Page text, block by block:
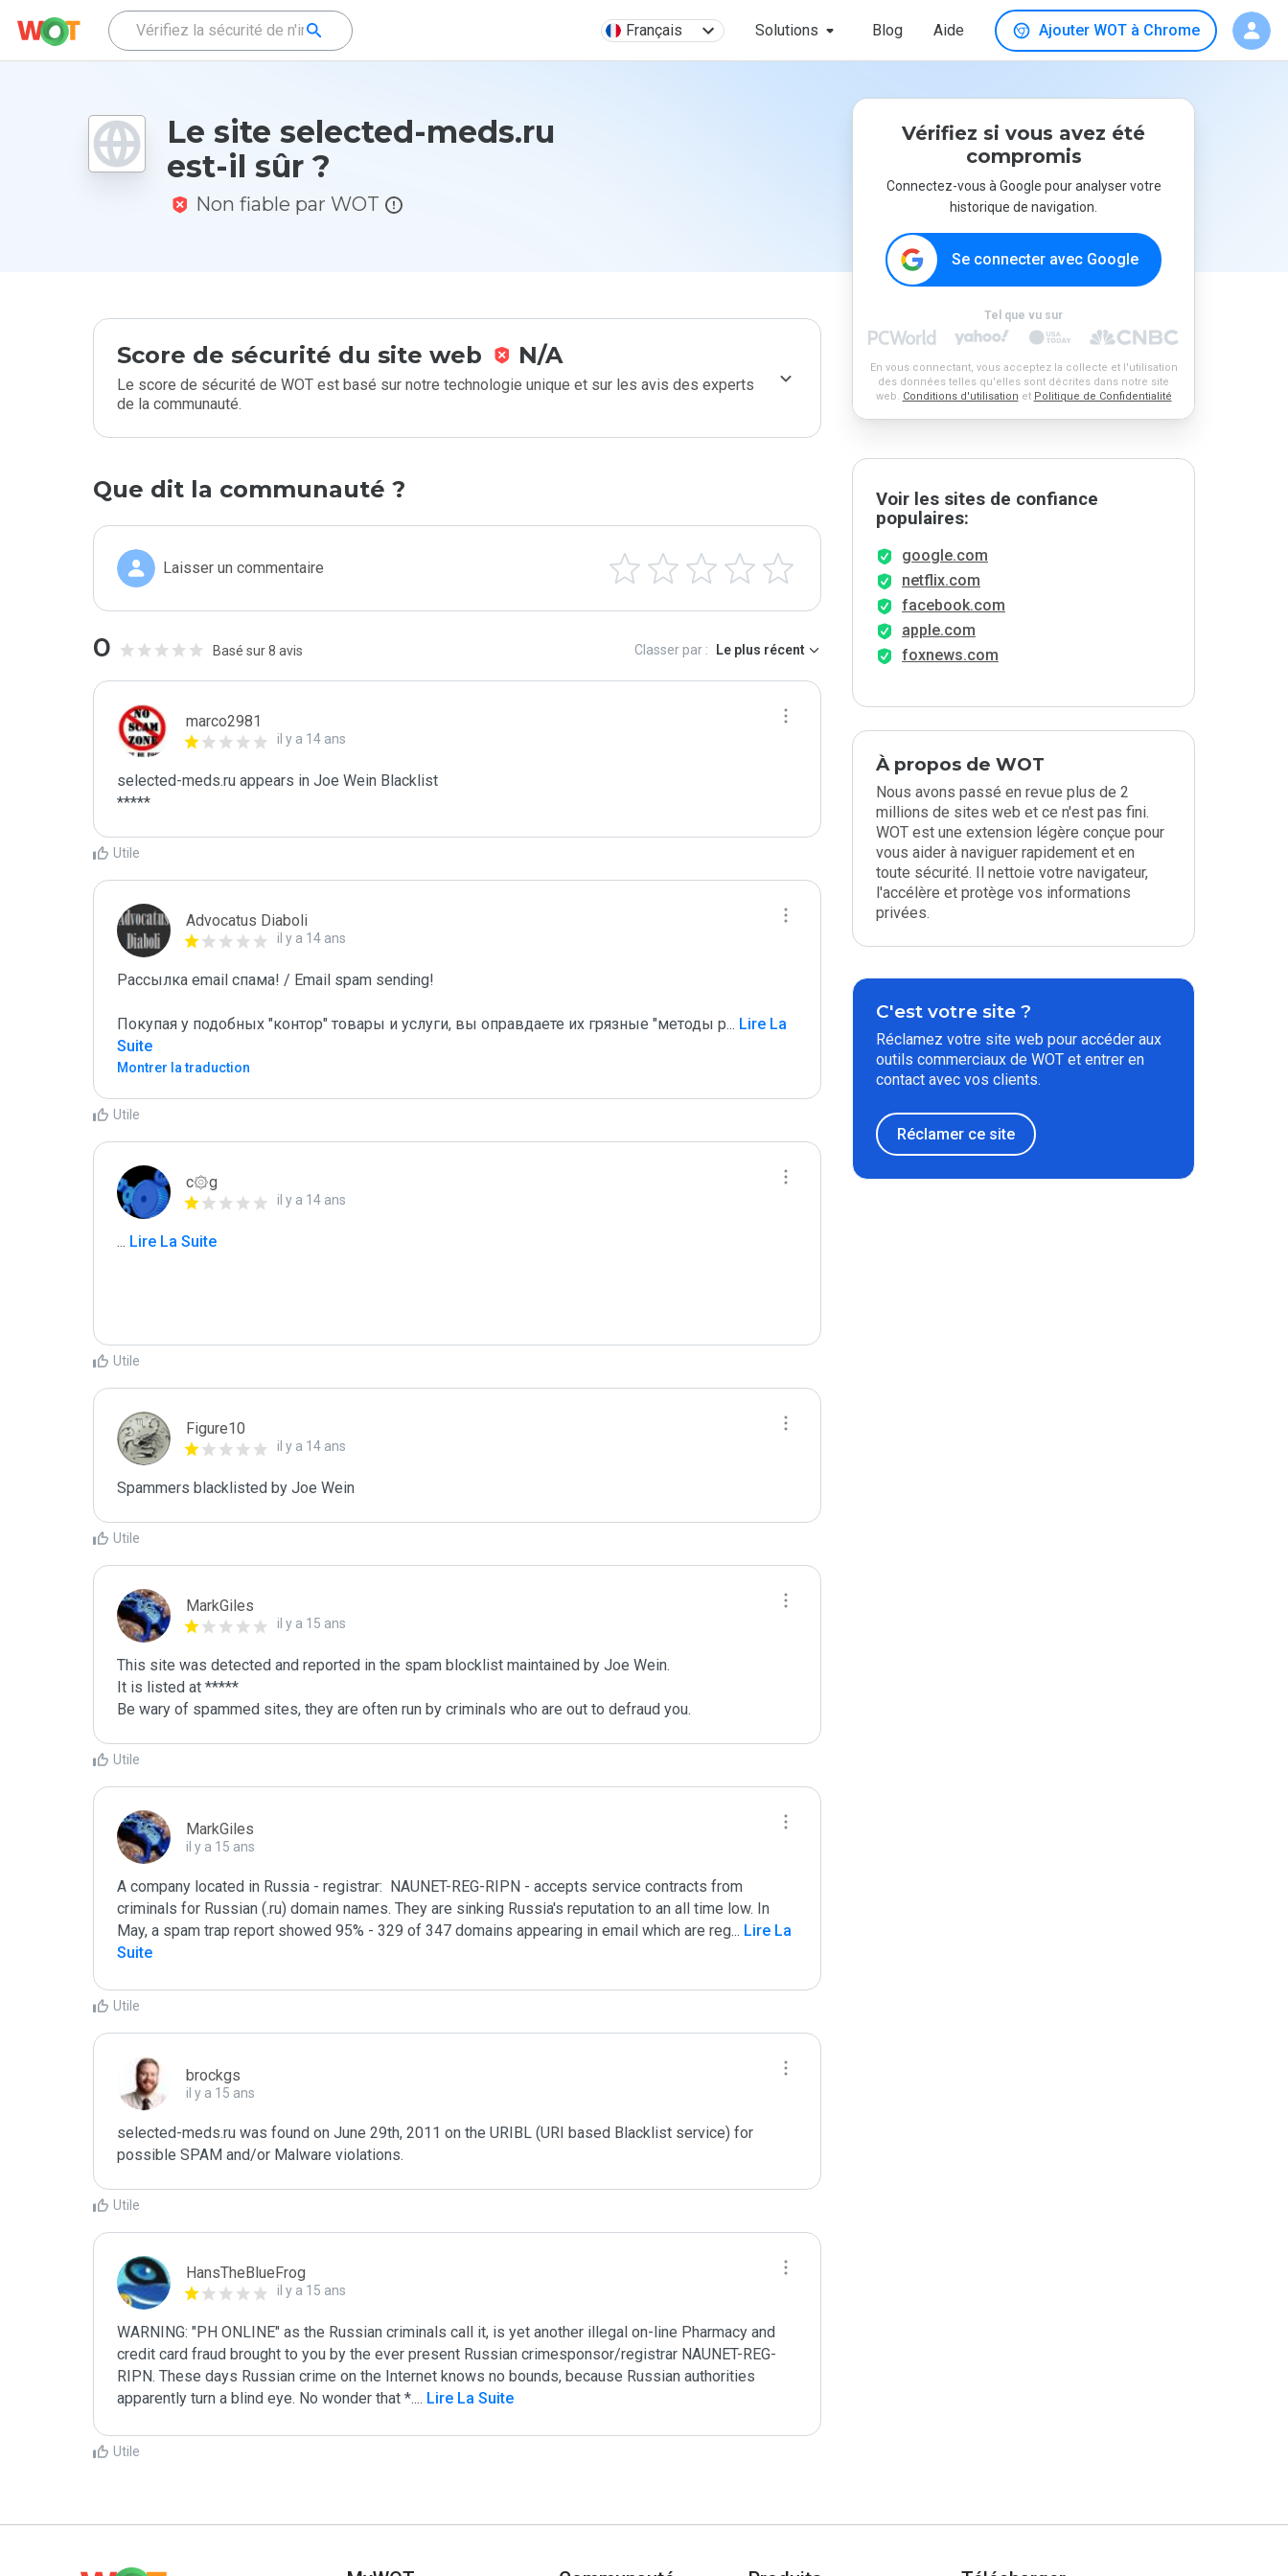
Français Solutions Blog Aide Ajouter WOT à Chrome
Le site selected-meds.ru
est-il sûr ?
Non fiable par WOT
Score de sécurité du site web N/A
Le score de sécurité de WOT est basé sur notre technologie unique et sur les avis des experts
de la communauté.
Que dit la communauté ?
Laisser un commentaire
0 Basé sur 8 avis Classer par : Le plus récent
marco2981
il y a 14 ans
selected-meds.ru appears in Joe Wein Blacklist
*****
Utile
Advocatus Diaboli
il y a 14 ans
Рассылка email спама! / Email spam sending!
Покупая у подобных "контор" товары и услуги, вы оправдаете их грязные "методы р... Lire La
Suite
Montrer la traduction
Utile
c۞g
il y a 14 ans
... Lire La Suite
Utile
Figure10
il y a 14 ans
Spammers blacklisted by Joe Wein
Utile
MarkGiles
il y a 15 ans
This site was detected and reported in the spam blocklist maintained by Joe Wein.
It is listed at *****
Be wary of spammed sites, they are often run by criminals who are out to defraud you.
Utile
MarkGiles
il y a 15 ans
A company located in Russia - registrar:  NAUNET-REG-RIPN - accepts service contracts from
criminals for Russian (.ru) domain names. They are sinking Russia's reputation to an all time low. In
May, a spam trap report showed 95% - 329 of 347 domains appearing in email which are reg... Lire La
Suite
Utile
brockgs
il y a 15 ans
selected-meds.ru was found on June 29th, 2011 on the URIBL (URI based Blacklist service) for
Utile
HansTheBlueFrog
il y a 15 ans
WARNING: "PH ONLINE" as the Russian criminals call it, is yet another illegal on-line Pharmacy and
credit card fraud brought to you by the ever present Russian crimesponsor/registrar NAUNET-REG-
RIPN. These days Russian crime on the Internet knows no bounds, because Russian authorities
apparently turn a blind eye. No wonder that *.... Lire La Suite
Utile
Vérifiez si vous avez été
compromis
Connectez-vous à Google pour analyser votre
historique de navigation.
Se connecter avec Google
Tel que vu sur
En vous connectant, vous acceptez la collecte et l'utilisation
des données telles qu'elles sont décrites dans notre site
web. Conditions d'utilisation et Politique de Confidentialité
Voir les sites de confiance
populaires:
google.com
netflix.com
facebook.com
apple.com
foxnews.com
À propos de WOT
Nous avons passé en revue plus de 2
millions de sites web et ce n'est pas fini.
WOT est une extension légère conçue pour
vous aider à naviguer rapidement et en
toute sécurité. Il nettoie votre navigateur,
l'accélère et protège vos informations
privées.
C'est votre site ?
Réclamez votre site web pour accéder aux
outils commerciaux de WOT et entrer en
contact avec vos clients.
Réclamer ce site